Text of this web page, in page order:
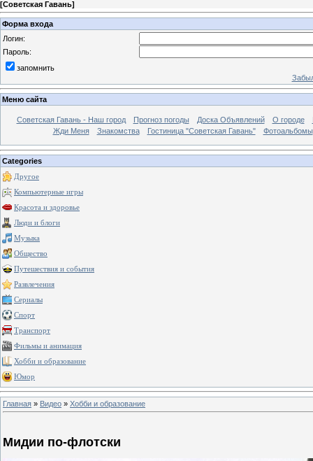
[Советская Гавань]
Форма входа
Логин:
Пароль:
запомнить
Меню сайта
Советская Гавань - Наш город Прогноз погоды Доска Объявлений О городе
Жди Меня
Знакомства Гостиница "Советская Гавань" Фотоальбомы
Categories
Другое
Компьютерные игры
Красота и здоровье
Люди и блоги
Музыка
Общество
Путешествия и события
Развлечения
Сериалы
Спорт
Транспорт
Фильмы и анимация
Хобби и образование
Юмор
Главная » Видео » Хобби и образование
Мидии по-флотски